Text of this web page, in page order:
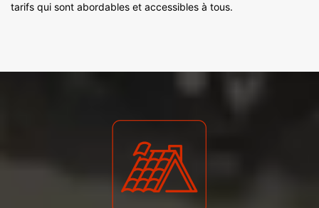
tarifs qui sont abordables et accessibles à tous.